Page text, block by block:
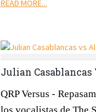
READ MORE...
Julian
QRP Versus -